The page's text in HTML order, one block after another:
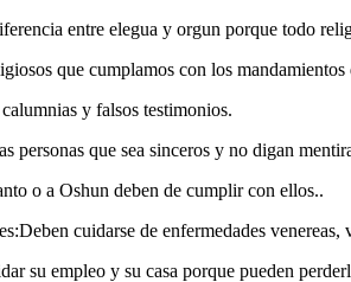
entre elegua y orgun porque todo
que cumplamos con los mandamientos
y falsos testimonios.
personas que sea sinceros y no digan
o a Oshun deben de cumplir con ellos..
cuidarse de enfermedades
su empleo y su casa porque pueden